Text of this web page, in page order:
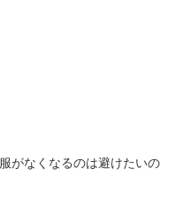
がなくなるのは避けたいの